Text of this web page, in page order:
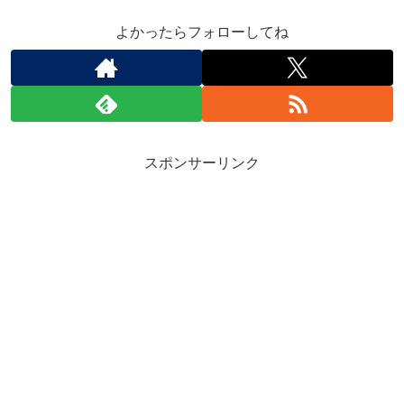
よかったらフォローしてね
スポンサーリンク